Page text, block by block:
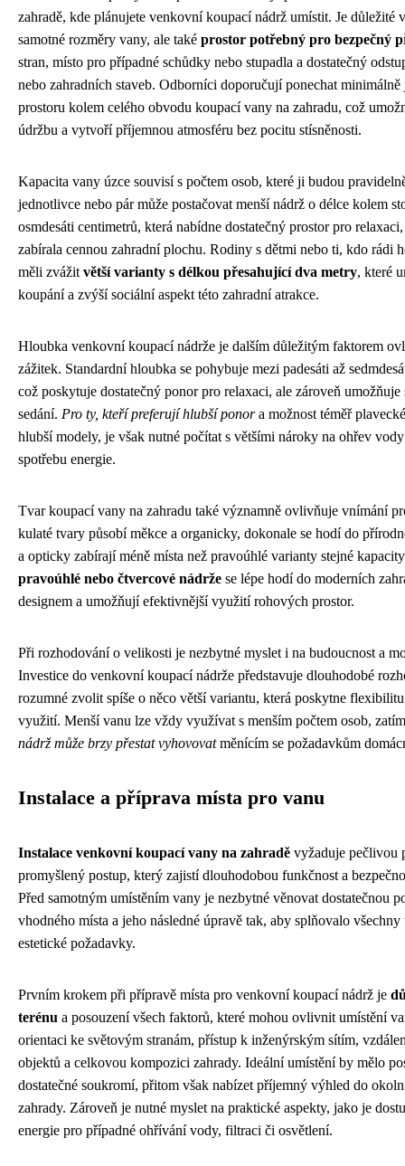
zahradě, kde plánujete venkovní koupací nádrž umístit. Je důležité
samotné rozměry vany, ale také prostor potřebný pro bezpečný
stran, místo pro případné schůdky nebo stupadla a dostatečný
nebo zahradních staveb. Odborníci doporučují ponechat
prostoru kolem celého obvodu koupací vany na zahradu, což
údržbu a vytvoří příjemnou atmosféru bez pocitu stísněnosti.
Kapacita vany úzce souvisí s počtem osob, které ji budou
jednotlivce nebo pár může postačovat menší nádrž o délce kolem
osmdesáti centimetrů, která nabídne dostatečný prostor pro
zabírala cennou zahradní plochu. Rodiny s dětmi nebo ti, kdo rádi
měli zvážit větší varianty s délkou přesahující dva metry, které
koupání a zvýší sociální aspekt této zahradní atrakce.
Hloubka venkovní koupací nádrže je dalším důležitým faktorem
zážitek. Standardní hloubka se pohybuje mezi padesáti až
což poskytuje dostatečný ponor pro relaxaci, ale zároveň umožňuje
sedání. Pro ty, kteří preferují hlubší ponora možnost téměř
hlubší modely, je však nutné počítat s většími nároky na ohřev
spotřebu energie.
Tvar koupací vany na zahradu také významně ovlivňuje vnímání
kulaté tvary působí měkce a organicky, dokonale se hodí do
a opticky zabírají méně místa než pravoúhlé varianty stejné
pravoúhlé nebo čtvercové nádrže se lépe hodí do moderních
designem a umožňují efektivnější využití rohových prostor.
Při rozhodování o velikosti je nezbytné myslet i na budoucnost a
Investice do venkovní koupací nádrže představuje dlouhodobé
rozumné zvolit spíše o něco větší variantu, která poskytne
využití. Menší vanu lze vždy využívat s menším počtem osob,
nádrž může brzy přestat vyhovovatměnícím se požadavkům
Instalace a příprava místa pro vanu
Instalace venkovní koupací vany na zahradě vyžaduje pečlivou
promyšlený postup, který zajistí dlouhodobou funkčnost a
Před samotným umístěním vany je nezbytné věnovat dostatečnou
vhodného místa a jeho následné úpravě tak, aby splňovalo
estetické požadavky.
Prvním krokem při přípravě místa pro venkovní koupací nádrž je
terénu a posouzení všech faktorů, které mohou ovlivnit umístění
orientaci ke světovým stranám, přístup k inženýrským sítím,
objektů a celkovou kompozici zahrady. Ideální umístění by mělo
dostatečné soukromí, přitom však nabízet příjemný výhled do
zahrady. Zároveň je nutné myslet na praktické aspekty, jako je
energie pro případné ohřívání vody, filtraci či osvětlení.